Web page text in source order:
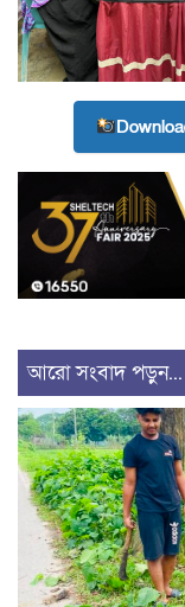
আরো সংবাদ পড়ুন...